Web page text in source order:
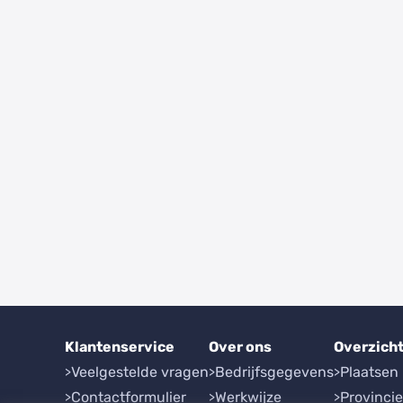
Klantenservice
Veelgestelde vragen
Contactformulier
Over ons
Bedrijfsgegevens
Werkwijze
Plaatsen